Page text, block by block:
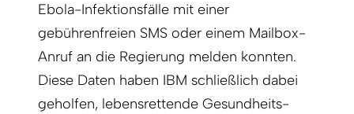
Ebola-Infektionsfälle mit einer
gebührenfreien SMS oder einem Mailbox-
Anruf an die Regierung melden konnten.
Diese Daten haben IBM schließlich dabei
geholfen, lebensrettende Gesundheits-